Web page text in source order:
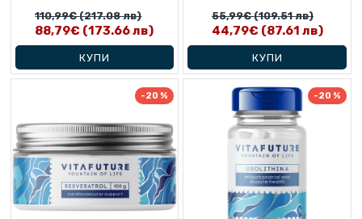
88,79€ (173.66 лв)
110,99€(217.08 лв)
КУПИ
44,79€ (87.61 лв)
55,99€(109.51 лв)
КУПИ
-20 % -20 %